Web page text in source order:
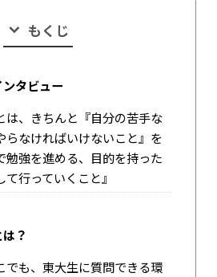
もくじ
タビュー
は、きちんと『自分の苦手な
らなければいけないこと』を
勉強を進める、目的を持った
行っていくこと』
？
でも、東大生に質問できる環